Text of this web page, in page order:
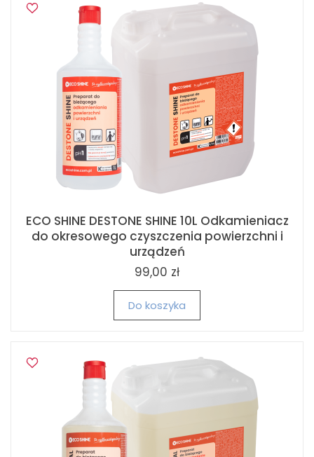
ECO SHINE DESTONE SHINE 10L Odkamieniacz
do okresowego czyszczenia powierzchni i
urządzeń
99,00 zł
Do koszyka